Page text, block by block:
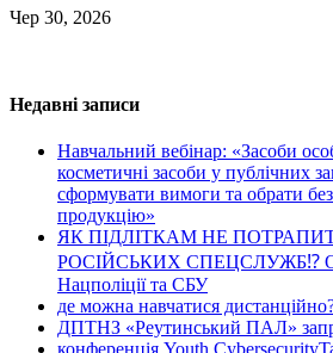
Чер 30, 2026
Недавні записи
Навчальний вебінар: «Засоби
косметичні засоби у публічних
сформувати вимоги та обрати
продукцію»
ЯК ПІДЛІТКАМ НЕ
РОСІЙСЬКИХ СПЕЦСЛУЖБ⁉️
Нацполіції та СБУ
де можна навчатися
ДПТНЗ «Реутинський ПАЛ»